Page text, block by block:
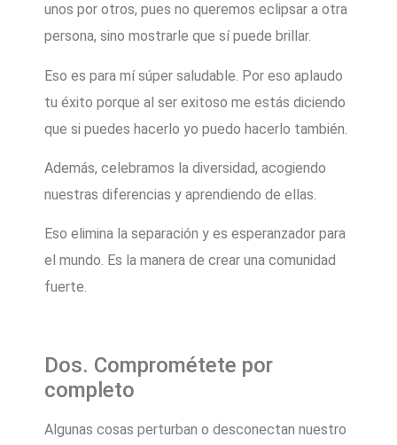
unos por otros, pues no queremos eclipsar a otra
persona, sino mostrarle que sí puede brillar.
Eso es para mí súper saludable. Por eso aplaudo
tu éxito porque al ser exitoso me estás diciendo
que si puedes hacerlo yo puedo hacerlo también.
Además, celebramos la diversidad, acogiendo
nuestras diferencias y aprendiendo de ellas.
Eso elimina la separación y es esperanzador para
el mundo. Es la manera de crear una comunidad
fuerte.
Dos. Comprométete por
completo
Algunas cosas perturban o desconectan nuestro